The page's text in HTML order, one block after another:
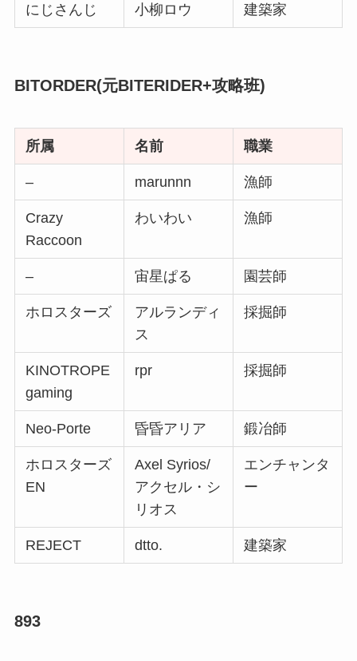
にじさんじ 小柳ロウ 建築家
BITORDER(元BITERIDER+攻略班)
所属 名前 職業
– marunnn 漁師
Crazy
Raccoon
わいわい 漁師
– 宙星ぱる 園芸師
ホロスターズ
アルランディ
ス
採掘師
KINOTROPE
gaming
rpr 採掘師
Neo-Porte 昏昏アリア 鍛冶師
ホロスターズ
EN
Axel Syrios/
アクセル・シ
リオス
エンチャンタ
ー
REJECT dtto. 建築家
893